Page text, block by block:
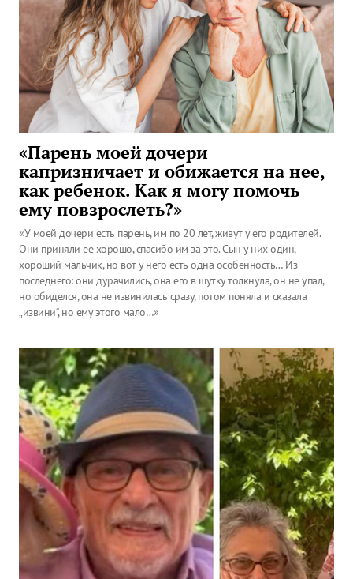
«Парень моей дочери
капризничает и обижается на нее,
как ребенок. Как я могу помочь
ему повзрослеть?»
«У моей дочери есть парень, им по 20 лет, живут у его родителей.
Они приняли ее хорошо, спасибо им за это. Сын у них один,
хороший мальчик, но вот у него есть одна особенность… Из
последнего: они дурачились, она его в шутку толкнула, он не упал,
но обиделся, она не извинилась сразу, потом поняла и сказала
„извини“, но ему этого мало…»